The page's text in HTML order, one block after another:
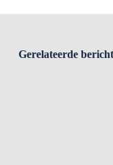
Gerelateerde